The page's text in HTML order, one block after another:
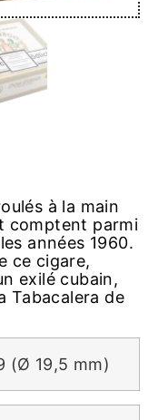
à la main
comptent parmi
années 1960.
ce cigare,
exilé cubain,
Tabacalera de
(Ø 19,5 mm)